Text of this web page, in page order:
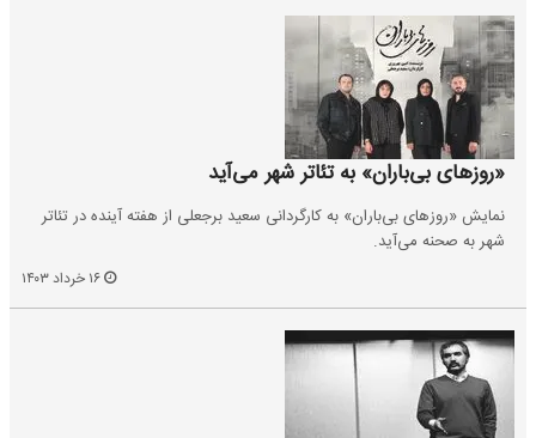
«روزهای بی‌باران» به تئاتر شهر می‌آید
نمایش «روزهای بی‌باران» به کارگردانی سعید ‌برجعلی از هفته آینده در تئاتر
شهر به صحنه می‌آید.